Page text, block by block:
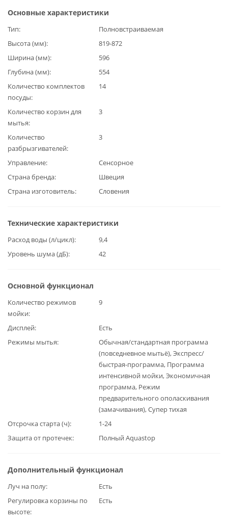
Основные характеристики
Тип
Полновстраиваемая
Высота (мм)
819-872
Ширина (мм)
596
Глубина (мм)
554
Количество комплектов
посуды
14
Количество корзин для
мытья
3
Количество
разбрызгивателей
3
Управление
Сенсорное
Страна бренда
Швеция
Страна изготовитель
Словения
Технические характеристики
Расход воды (л/цикл)
9,4
Уровень шума (дБ)
42
Основной функционал
Количество режимов
мойки
9
Дисплей
Есть
Режимы мытья
Обычная/стандартная программа
(повседневное мытьё), Экспресс/
быстрая-программа, Программа
интенсивной мойки, Экономичная
программа, Режим
предварительного ополаскивания
(замачивания), Супер тихая
Отсрочка старта (ч)
1-24
Защита от протечек
Полный Aquastop
Дополнительный функционал
Луч на полу
Есть
Регулировка корзины по
высоте
Есть